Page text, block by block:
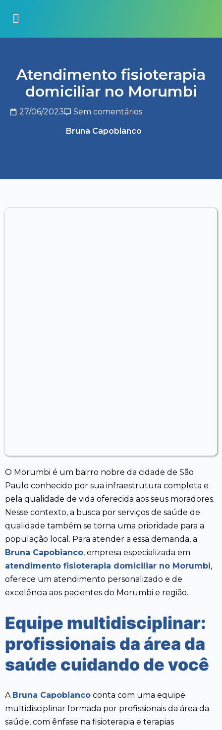
Atendimento fisioterapia
domiciliar no Morumbi
27/06/2023 Sem comentários
Bruna Capobianco
O Morumbi é um bairro nobre da cidade de São
Paulo conhecido por sua infraestrutura completa e
pela qualidade de vida oferecida aos seus moradores.
Nesse contexto, a busca por serviços de saúde de
qualidade também se torna uma prioridade para a
população local. Para atender a essa demanda, a
Bruna Capobianco, empresa especializada em
atendimento fisioterapia domiciliar no Morumbi,
oferece um atendimento personalizado e de
excelência aos pacientes do Morumbi e região.
Equipe multidisciplinar:
profissionais da área da
saúde cuidando de você
A Bruna Capobianco conta com uma equipe
multidisciplinar formada por profissionais da área da
saúde, com ênfase na fisioterapia e terapias